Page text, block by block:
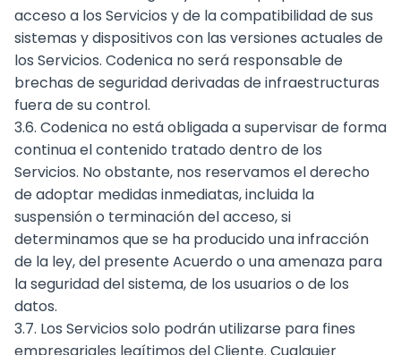
acceso a los Servicios y de la compatibilidad de sus
sistemas y dispositivos con las versiones actuales de
los Servicios. Codenica no será responsable de
brechas de seguridad derivadas de infraestructuras
fuera de su control.
3.6. Codenica no está obligada a supervisar de forma
continua el contenido tratado dentro de los
Servicios. No obstante, nos reservamos el derecho
de adoptar medidas inmediatas, incluida la
suspensión o terminación del acceso, si
determinamos que se ha producido una infracción
de la ley, del presente Acuerdo o una amenaza para
la seguridad del sistema, de los usuarios o de los
datos.
3.7. Los Servicios solo podrán utilizarse para fines